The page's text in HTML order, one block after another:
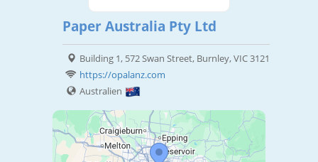
Paper Australia Pty Ltd
Building 1, 572 Swan Street, Burnley, VIC 3121
https://opalanz.com
Australien